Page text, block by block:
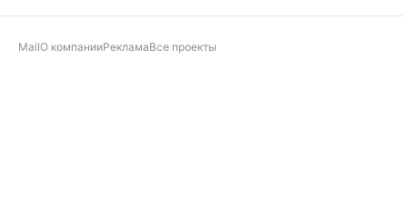
MailО компанииРекламаВсе проекты